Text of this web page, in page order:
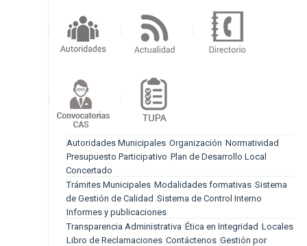
Autoridades Municipales Organización Normatividad
Presupuesto Participativo Plan de Desarrollo Local
Concertado
Trámites Municipales Modalidades formativas Sistema
de Gestión de Calidad Sistema de Control Interno
Informes y publicaciones
Transparencia Administrativa Ética en Integridad Locales
Libro de Reclamaciones Contáctenos Gestión por